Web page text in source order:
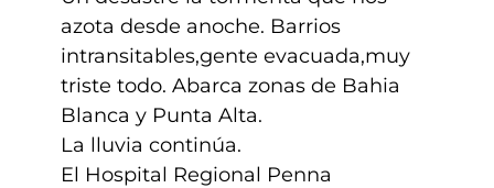
azota desde anoche. Barrios
intransitables,gente evacuada,muy
triste todo. Abarca zonas de Bahia
Blanca y Punta Alta.
La lluvia continúa.
El Hospital Regional Penna